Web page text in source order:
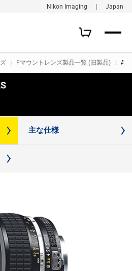
Nikon Imaging ｜ Japan
Fマウントレンズ製品一覧 (旧製品) AI
主な仕様